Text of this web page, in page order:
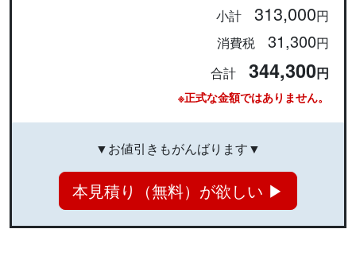
小計 313,000円
消費税 31,300円
合計 344,300円
※正式な金額ではありません。
▼お値引きもがんばります▼
本見積り（無料）が欲しい ▶